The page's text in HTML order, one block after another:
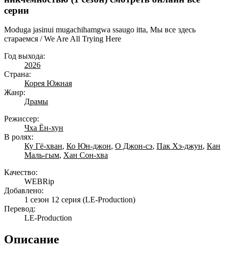
серии
Moduga jasinui mugachihamgwa ssaugo itta, Мы все здесь
стараемся / We Are All Trying Here
Год выхода:
2026
Страна:
Корея Южная
Жанр:
Драмы
Режиссер:
Чха Ён-хун
В ролях:
Ку Гё-хван, Ко Юн-джон, О Джон-сэ, Пак Хэ-джун, Кан
Маль-гым, Хан Сон-хва
Качество:
WEBRip
Добавлено:
1 сезон 12 серия (LE-Production)
Перевод:
LE-Production
Описание